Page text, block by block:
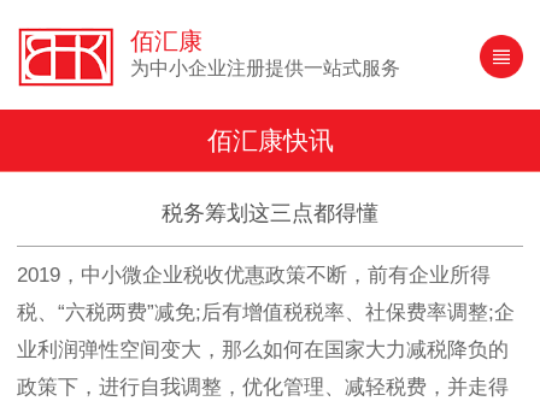
佰汇康
为中小企业注册提供一站式服务
佰汇康快讯
税务筹划这三点都得懂
2019，中小微企业税收优惠政策不断，前有企业所得
税、“六税两费”减免;后有增值税税率、社保费率调整;企
业利润弹性空间变大，那么如何在国家大力减税降负的
政策下，进行自我调整，优化管理、减轻税费，并走得